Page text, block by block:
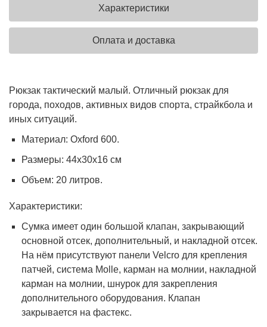
Характеристики
Оплата и доставка
Рюкзак тактический малый. Отличный рюкзак для
города, походов, активных видов спорта, страйкбола и
иных ситуаций.
Материал: Oxford 600.
Размеры: 44x30x16 см
Объем: 20 литров.
Характеристики:
Сумка имеет один большой клапан, закрывающий
основной отсек, дополнительный, и накладной отсек.
На нём присутствуют панели Velcro для крепления
патчей, система Molle, карман на молнии, накладной
карман на молнии, шнурок для закрепления
дополнительного оборудования. Клапан
закрывается на фастекс.